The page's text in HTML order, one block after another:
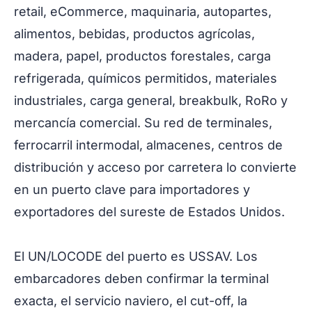
retail, eCommerce, maquinaria, autopartes,
alimentos, bebidas, productos agrícolas,
madera, papel, productos forestales, carga
refrigerada, químicos permitidos, materiales
industriales, carga general, breakbulk, RoRo y
mercancía comercial. Su red de terminales,
ferrocarril intermodal, almacenes, centros de
distribución y acceso por carretera lo convierte
en un puerto clave para importadores y
exportadores del sureste de Estados Unidos.
El UN/LOCODE del puerto es USSAV. Los
embarcadores deben confirmar la terminal
exacta, el servicio naviero, el cut-off, la